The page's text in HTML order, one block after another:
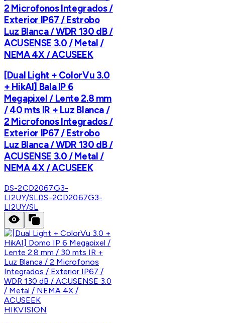
2 Microfonos Integrados /
Exterior IP67 / Estrobo
Luz Blanca / WDR 130 dB /
ACUSENSE 3.0 / Metal /
NEMA 4X / ACUSEEK
[Dual Light + ColorVu 3.0
+ HikAI] Bala IP 6
Megapixel / Lente 2.8 mm
/ 40 mts IR + Luz Blanca /
2 Microfonos Integrados /
Exterior IP67 / Estrobo
Luz Blanca / WDR 130 dB /
ACUSENSE 3.0 / Metal /
NEMA 4X / ACUSEEK
DS-2CD2067G3-
LI2UY/SLDS-2CD2067G3-
LI2UY/SL
HIKVISION